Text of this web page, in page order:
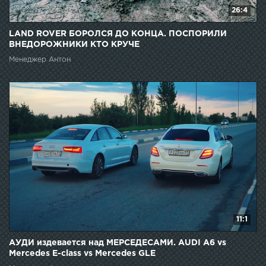
26:4
LAND ROVER БОРОЛСЯ ДО КОНЦА. ПОСПОРИЛИ
ВНЕДОРОЖНИКИ КТО КРУЧЕ
Менеджер Антон
11:1
АУДИ издевается над МЕРСЕДЕСАМИ. AUDI A6 vs
Mercedes E-class vs Mercedes GLE